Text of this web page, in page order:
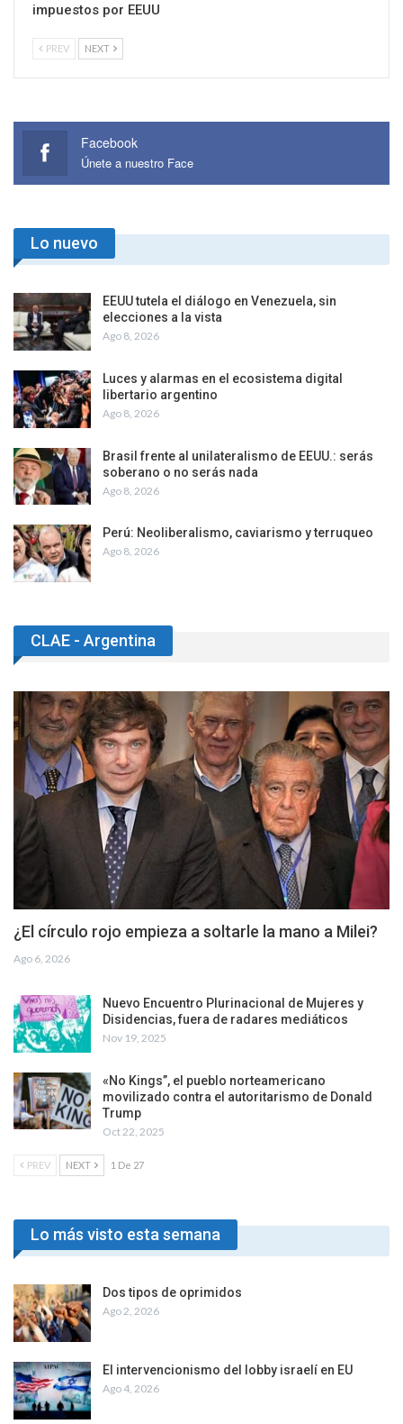
impuestos por EEUU
PREV NEXT
Facebook
Únete a nuestro Face
Lo nuevo
EEUU tutela el diálogo en Venezuela, sin
elecciones a la vista
Ago 8, 2026
Luces y alarmas en el ecosistema digital
libertario argentino
Ago 8, 2026
Brasil frente al unilateralismo de EEUU.: serás
soberano o no serás nada
Ago 8, 2026
Perú: Neoliberalismo, caviarismo y terruqueo
Ago 8, 2026
CLAE - Argentina
¿El círculo rojo empieza a soltarle la mano a Milei?
Ago 6, 2026
Nuevo Encuentro Plurinacional de Mujeres y
Disidencias, fuera de radares mediáticos
Nov 19, 2025
«No Kings”, el pueblo norteamericano
movilizado contra el autoritarismo de Donald
Trump
Oct 22, 2025
PREV NEXT 1 De 27
Lo más visto esta semana
Dos tipos de oprimidos
Ago 2, 2026
El intervencionismo del lobby israelí en EU
Ago 4, 2026